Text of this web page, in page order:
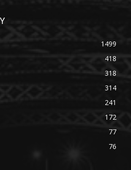
1499
418
318
314
241
172
77
76